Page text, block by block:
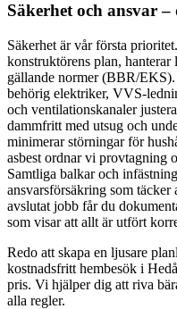
Säkerhet och ansvar
Säkerhet är vår första
konstruktörens plan,
gällande normer (BBR/
behörig elektriker, VVS-
och ventilationskanaler
dammfritt med utsug och
minimerar störningar för
asbest ordnar vi provtagning
Samtliga balkar och
ansvarsförsäkring som
avslutat jobb får du
som visar att allt är utfört
Redo att skapa en ljusare
kostnadsfritt hembesök i
pris. Vi hjälper dig att riva
alla regler.